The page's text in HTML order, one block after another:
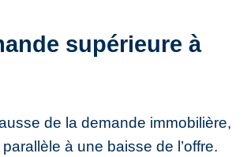
supérieure à
de la demande immobilière,
à une baisse de l’offre.